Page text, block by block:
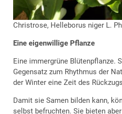
Christrose, Helleborus niger L.
Eine eigenwillige Pflanze
Eine immergrüne Blütenpflanze.
Gegensatz zum Rhythmus der
der Winter eine Zeit des
Damit sie Samen bilden kann,
selbst befruchten. Sie bieten